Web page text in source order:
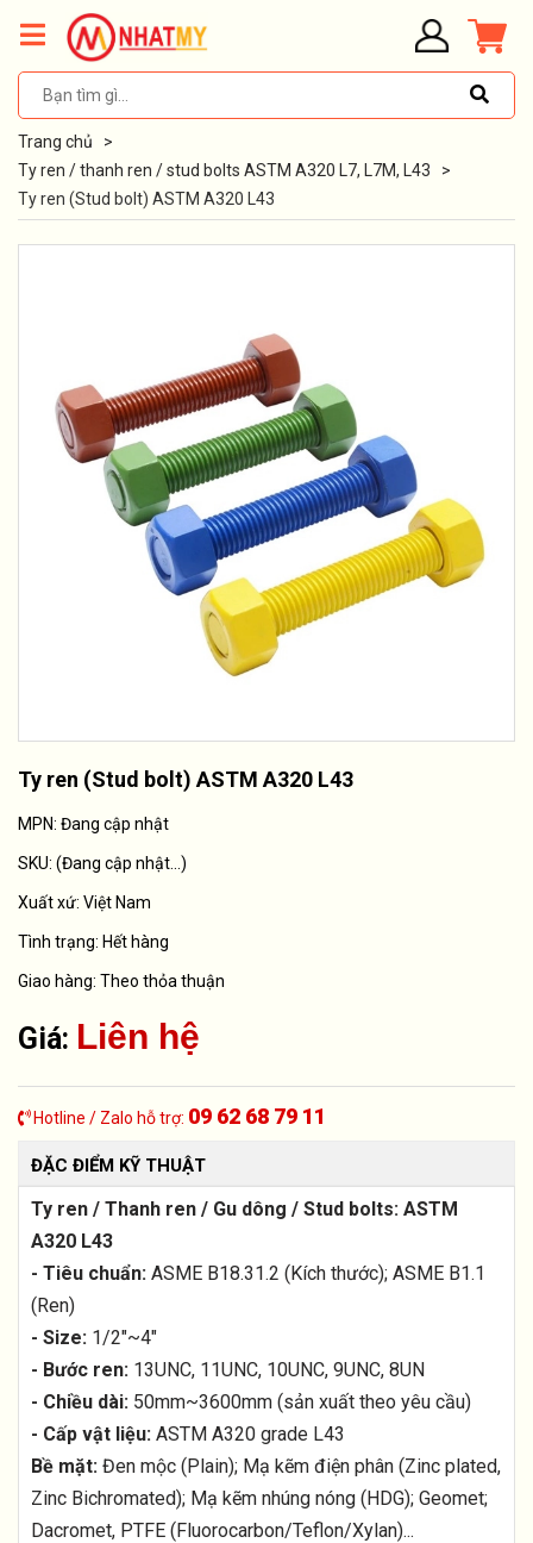
Trang chủ
>
Ty ren / thanh ren / stud bolts ASTM A320 L7, L7M, L43
>
Ty ren (Stud bolt) ASTM A320 L43
Ty ren (Stud bolt) ASTM A320 L43
MPN: Đang cập nhật
SKU: (Đang cập nhật...)
Xuất xứ: Việt Nam
Tình trạng: Hết hàng
Giao hàng: Theo thỏa thuận
Giá: Liên hệ
Hotline / Zalo hỗ trợ: 09 62 68 79 11
ĐẶC ĐIỂM KỸ THUẬT
Ty ren / Thanh ren / Gu dông / Stud bolts: ASTM
A320 L43
- Tiêu chuẩn: ASME B18.31.2 (Kích thước); ASME B1.1
(Ren)
- Size: 1/2"~4"
- Bước ren: 13UNC, 11UNC, 10UNC, 9UNC, 8UN
- Chiều dài: 50mm~3600mm (sản xuất theo yêu cầu)
- Cấp vật liệu: ASTM A320 grade L43
Bề mặt: Đen mộc (Plain); Mạ kẽm điện phân (Zinc plated,
Zinc Bichromated); Mạ kẽm nhúng nóng (HDG); Geomet;
Dacromet, PTFE (Fluorocarbon/Teflon/Xylan)...